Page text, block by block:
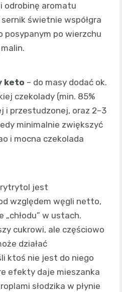
odrobinę aromatu
świetnie współgra
posypanym po wierzchu
keto – do masy dodać ok.
czekolady (min. 85%
i przestudzonej, oraz 2–3
minimalnie zwiększyć
i mocna czekolada
jest
względem węgli netto,
„chłodu” w ustach.
cukrowi, ale częściowo
działać
ktoś nie jest do niego
efekty daje mieszanka
słodzika w płynie